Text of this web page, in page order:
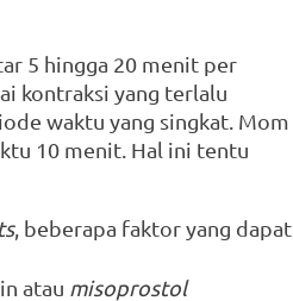
5 hingga 20 menit per
kontraksi yang terlalu
waktu yang singkat. Mom
10 menit. Hal ini tentu
, beberapa faktor yang dapat
atau misoprostol